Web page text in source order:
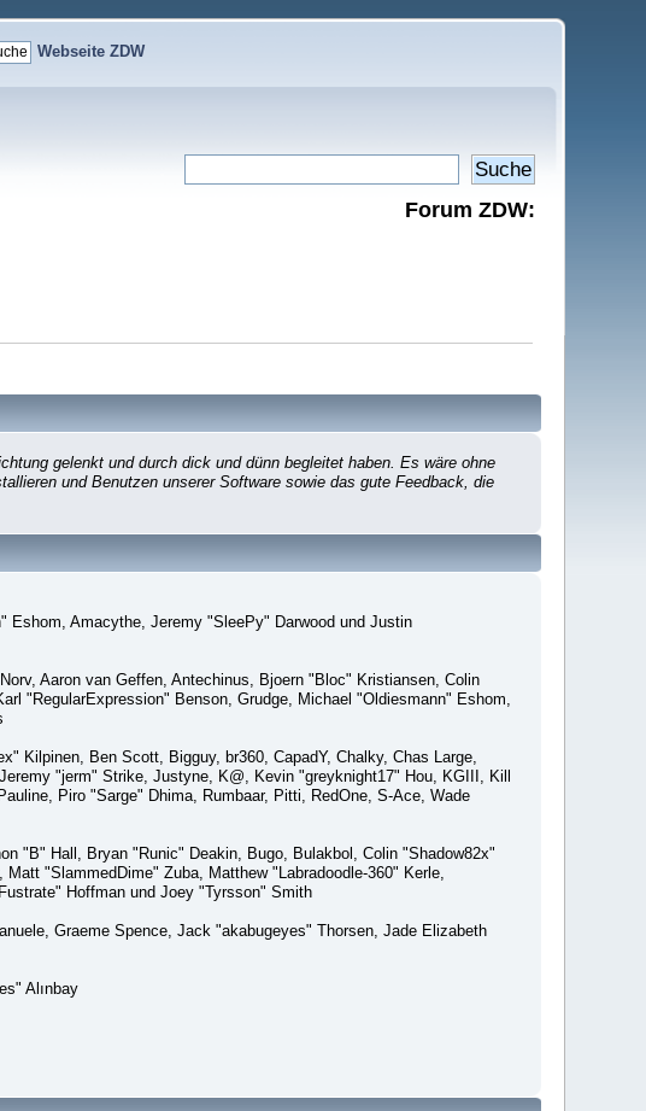
Webseite ZDW
Forum ZDW:
gelenkt und durch dick und dünn begleitet haben. Es wäre ohne
und Benutzen unserer Software sowie das gute Feedback, die
Amacythe, Jeremy "SleePy" Darwood und Justin
Aaron van Geffen, Antechinus, Bjoern "Bloc" Kristiansen, Colin
"RegularExpression" Benson, Grudge, Michael "Oldiesmann" Eshom,
Kilpinen, Ben Scott, Bigguy, br360, CapadY, Chalky, Chas Large,
"jerm" Strike, Justyne, K@, Kevin "greyknight17" Hou, KGIII, Kill
Piro "Sarge" Dhima, Rumbaar, Pitti, RedOne, S-Ace, Wade
"B" Hall, Bryan "Runic" Deakin, Bugo, Bulakbol, Colin "Shadow82x"
"SlammedDime" Zuba, Matthew "Labradoodle-360" Kerle,
Hoffman und Joey "Tyrsson" Smith
Graeme Spence, Jack "akabugeyes" Thorsen, Jade Elizabeth
Alınbay